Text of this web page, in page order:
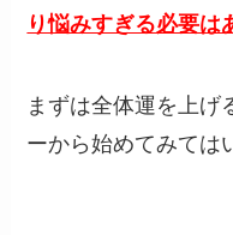
り悩みすぎる必要は
まずは全体運を上げ
ーから始めてみては